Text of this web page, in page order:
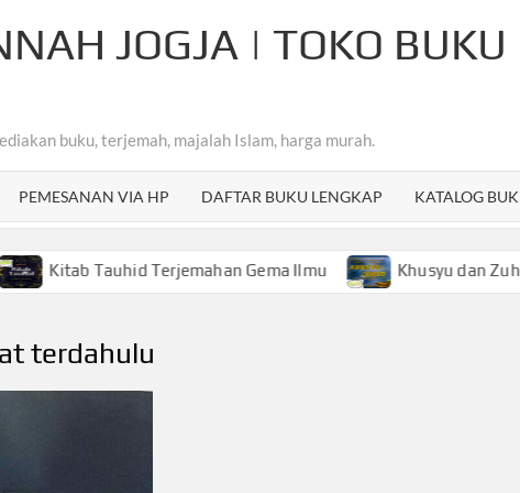
JOGJA | TOKO
buku, terjemah, majalah Islam, harga murah.
PEMESANAN VIA HP DAFTAR BUKU LENGKAP KATALOG
Tauhid Terjemahan Gema Ilmu Khusyu dan Zuhud Sifat
terdahulu